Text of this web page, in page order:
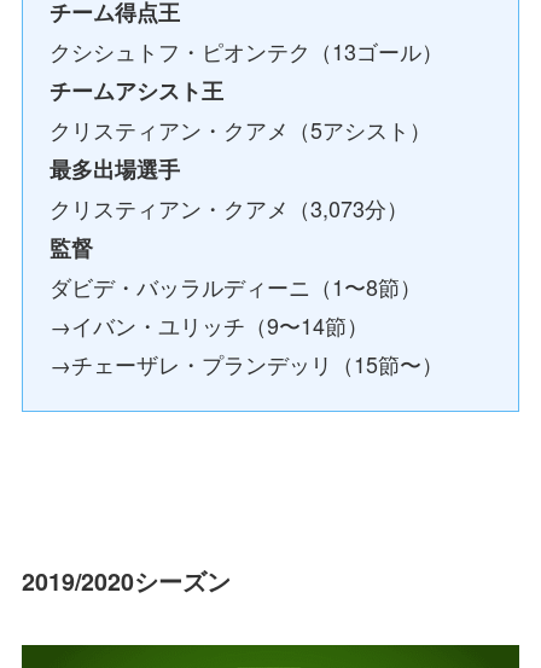
チーム得点王
クシシュトフ・ピオンテク（13ゴール）
チームアシスト王
クリスティアン・クアメ（5アシスト）
最多出場選手
クリスティアン・クアメ（3,073分）
監督
ダビデ・バッラルディーニ（1〜8節）
→イバン・ユリッチ（9〜14節）
→チェーザレ・プランデッリ（15節〜）
2019/2020シーズン